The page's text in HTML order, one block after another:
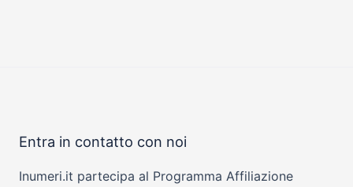
Entra in contatto con noi
Inumeri.it partecipa al Programma Affiliazione